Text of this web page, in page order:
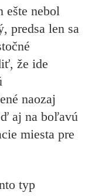
nebol
predsa len sa
že ide
naozaj
aj na boľavú
miesta pre
typ